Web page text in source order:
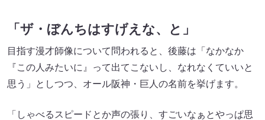
「ザ・ぼんちはすげえな、と」
目指す漫才師像について問われると、後藤は「なかなか
『この人みたいに』って出てこないし、なれなくていいと
思う」としつつ、オール阪神・巨人の名前を挙げます。
「しゃべるスピードとか声の張り、すごいなぁとやっぱ思